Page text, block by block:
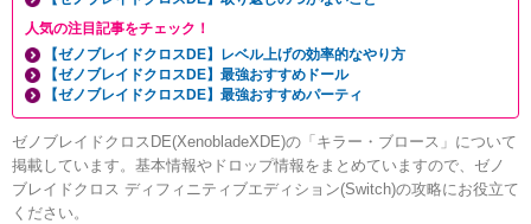
人気の注目記事をチェック！
【ゼノブレイドクロスDE】レベル上げの効率的なやり方
【ゼノブレイドクロスDE】最強おすすめドール
【ゼノブレイドクロスDE】最強おすすめパーティ
ゼノブレイドクロスDE(XenobladeXDE)の「キラー・ブロース」について
掲載しています。基本情報やドロップ情報をまとめていますので、ゼノ
ブレイドクロス ディフィニティブエディション(Switch)の攻略にお役立て
ください。